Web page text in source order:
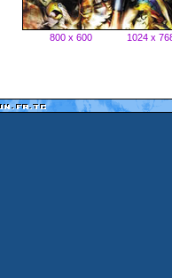
800 x 600 1024 x